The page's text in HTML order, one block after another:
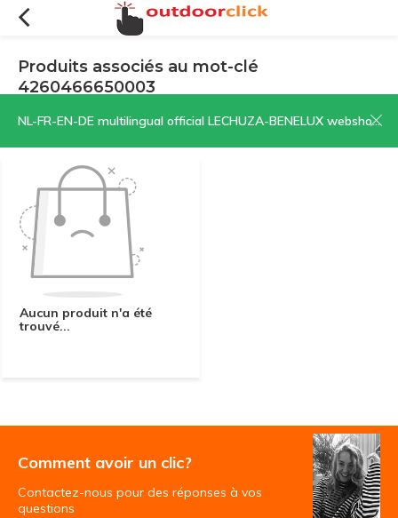
NL-FR-EN-DE multilingual official LECHUZA-BENELUX webshop | CLICK HERE NOW!
Produits associés au mot-clé
4260466650003
Filtres Trier par:
Aucun produit n'a été
trouvé...
Comment avoir un clic?
Contactez-nous pour des réponses à vos
questions